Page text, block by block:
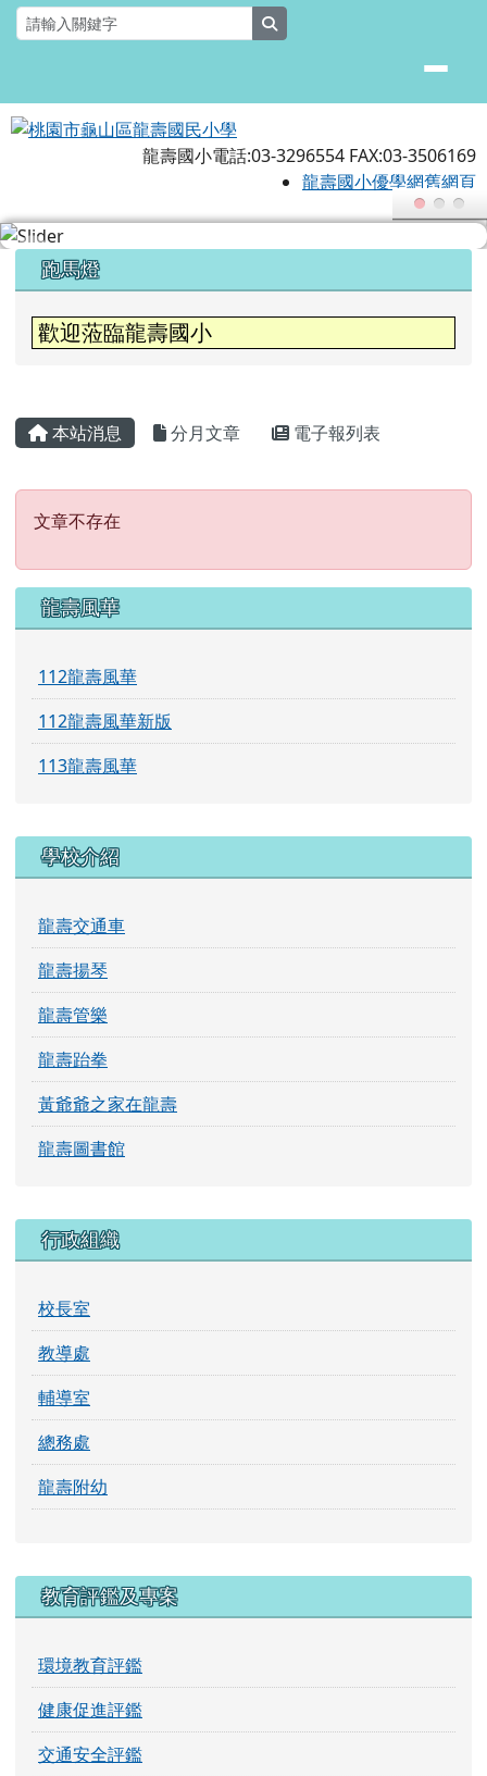
跳至主內容區
桃園市龜山區龍壽國民小學
龍壽國小電話:03-3296554 FAX:03-3506169
龍壽國小優學網舊網頁
上中區域內容
跑馬燈
歡迎蒞臨龍壽國小
主內容區域
本站消息 分月文章 電子報列表
文章不存在
文章不存在
左邊區域內容
龍壽風華
112龍壽風華
112龍壽風華新版
113龍壽風華
學校介紹
龍壽交通車
龍壽揚琴
龍壽管樂
龍壽跆拳
黃爺爺之家在龍壽
龍壽圖書館
行政組織
校長室
教導處
輔導室
總務處
龍壽附幼
教育評鑑及專案
環境教育評鑑
健康促進評鑑
交通安全評鑑
頁尾區域